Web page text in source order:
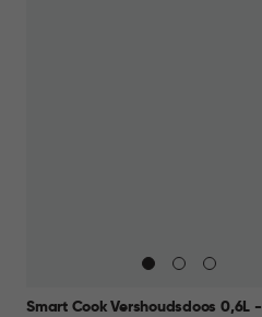
Smart Cook Vershoudsdoos 0,6L -